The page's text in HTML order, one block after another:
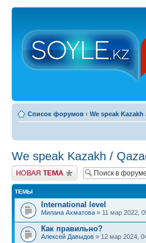
Список форумов ‹ We speak Kazakh
We speak Kazakh /
Новая тема
ТЕМЫ
International level
Милана Ахматова » 11 мар 2022,
Как правильно?
Алексей Давыдов » 12 мар 2024,